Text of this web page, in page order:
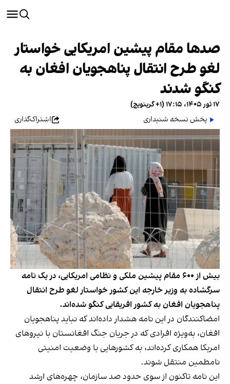
صدها مقام پیشین امریکایی خواستار
لغو طرح انتقال پناهجویان افغان به
کنگو شدند
۱۷ ثور ۱۴۰۵، ۱۷:۱۵ (‎+۱ گرینویچ)
پخش نسخه شنیداری
اشتراک‌گذاری
بیش از ۶۰۰ مقام پیشین ملکی و نظامی امریکایی، در یک نامه
سرگشاده به وزیر خارجه این کشور خواستار لغو طرح انتقال
پناهجویان افغان به کشور افریقایی کنگو شده‌اند.
امضاکنندگان در این نامه هشدار داده‌اند که نباید پناهجویان
افغان، به‌ویژه افرادی که در جریان جنگ افغانستان با نیروهای
امریکا همکاری کرده‌اند، به کشورهایی با وضعیت امنیتی
نامطمین منتقل شوند.
این نامه تاکنون از سوی حدود صد سازمان، چهره‌های ارشد